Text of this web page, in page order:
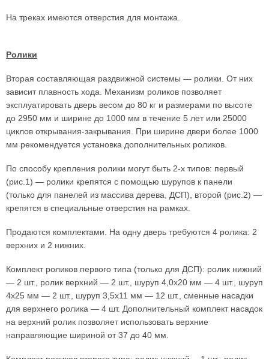
На треках имеются отверстия для монтажа.
Ролики
Вторая составляющая раздвижной системы — ролики. От них
зависит плавность хода. Механизм роликов позволяет
эксплуатировать дверь весом до 80 кг и размерами по высоте
до 2950 мм и ширине до 1000 мм в течение 5 лет или 25000
циклов открывания-закрывания. При ширине двери более 1000
мм рекомендуется установка дополнительных роликов.
По способу крепления ролики могут быть 2-х типов: первый
(рис.1) — ролики крепятся с помощью шурупов к панели
(только для панелей из массива дерева, ДСП), второй (рис.2) —
крепятся в специальные отверстия на рамках.
Продаются комплектами. На одну дверь требуются 4 ролика: 2
верхних и 2 нижних.
Комплект роликов первого типа (только для ДСП): ролик нижний
— 2 шт., ролик верхний — 2 шт., шуруп 4,0х20 мм — 4 шт., шуруп
4х25 мм — 2 шт., шуруп 3,5х11 мм — 12 шт., сменные насадки
для верхнего ролика — 4 шт. Дополнительный комплект насадок
на верхний ролик позволяет использовать верхние
направляющие шириной от 37 до 40 мм.